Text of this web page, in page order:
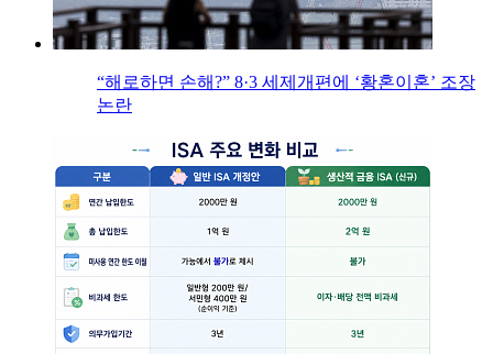
“해로하면 손해?” 8·3 세제개편에 ‘황혼이혼’ 조장
논란